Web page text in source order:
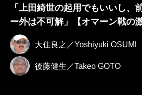
「上田綺世の起用でもいいし、
ー外は不可解」【オマーン戦の
大住良之／Yoshiyuki OSUMI
後藤健生／Takeo GOTO